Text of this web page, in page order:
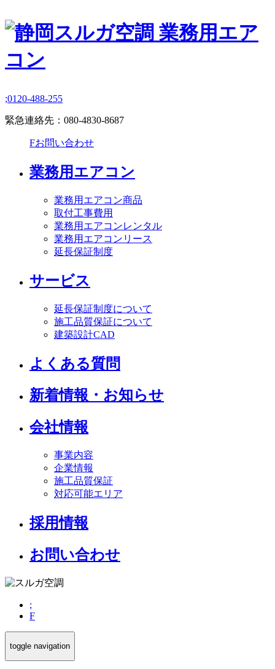
;0120-488-255
緊急連絡先： 080-4830-8687
Fお問い合わせ
業務用エアコン
業務用エアコン商品
取付工事費用
業務用エアコンレンタル
業務用エアコンリース
延長保証制度
サービス
延長保証制度について
施工品質保証について
建築設計CAD
よくある質問
新着情報・お知らせ
会社情報
事業内容
企業情報
施工品質保証
対応可能エリア
採用情報
お問い合わせ
;
F
toggle navigation